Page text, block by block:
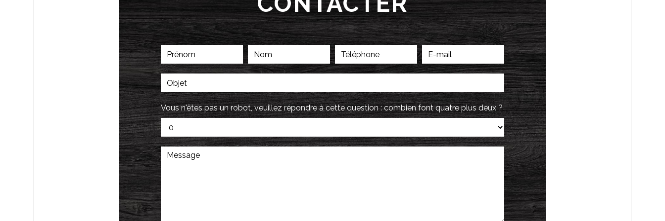
Vous n'êtes pas un robot, veuillez répondre à cette question : combien font quatre plus deux ?